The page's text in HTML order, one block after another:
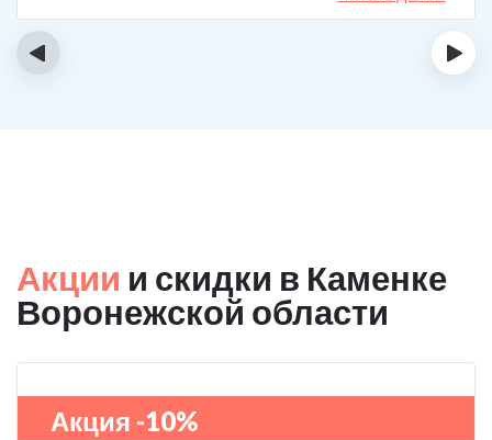
‹ ›
Акции и скидки в Каменке
Воронежской области
Акция -10%